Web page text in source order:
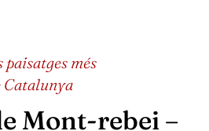
més
Catalunya
Mont-rebei –